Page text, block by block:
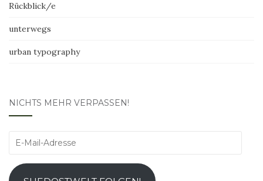
Rückblick/e
unterwegs
urban typography
NICHTS MEHR VERPASSEN!
E-
Adresse